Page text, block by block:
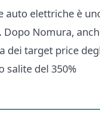
auto elettriche è
Nomura,
dei target price
salite del 350%